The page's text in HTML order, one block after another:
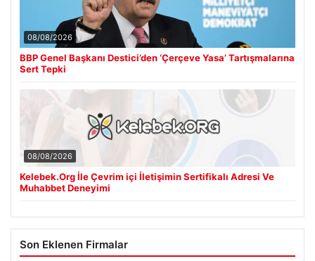
08/08/2026
BBP Genel Başkanı Destici’den ‘Çerçeve Yasa’ Tartışmalarına
Sert Tepki
08/08/2026
Kelebek.Org İle Çevrim içi İletişimin Sertifikalı Adresi Ve
Muhabbet Deneyimi
Son Eklenen Firmalar